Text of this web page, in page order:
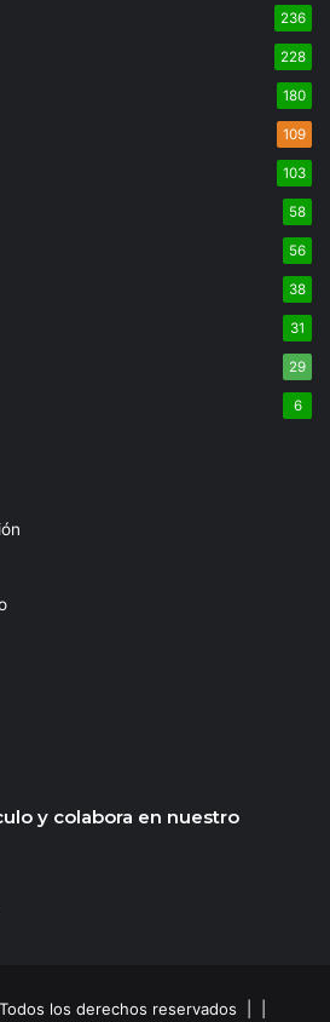
236
228
180
109
103
58
56
38
31
29
6
y colabora en nuestro
los derechos reservados | |